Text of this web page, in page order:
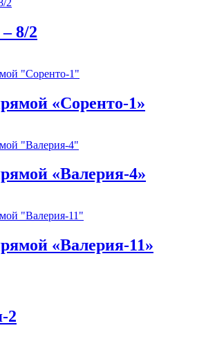
8/2
«Соренто-1»
«Валерия-4»
«Валерия-11»
2